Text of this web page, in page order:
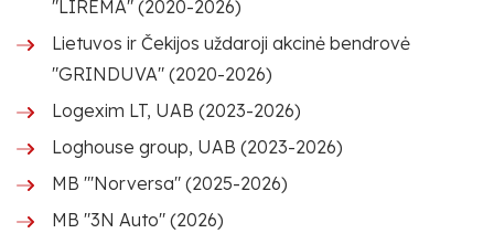
"LIREMA" (2020-2026)
Lietuvos ir Čekijos uždaroji akcinė bendrovė
"GRINDUVA" (2020-2026)
Logexim LT, UAB (2023-2026)
Loghouse group, UAB (2023-2026)
MB "'Norversa" (2025-2026)
MB "3N Auto" (2026)